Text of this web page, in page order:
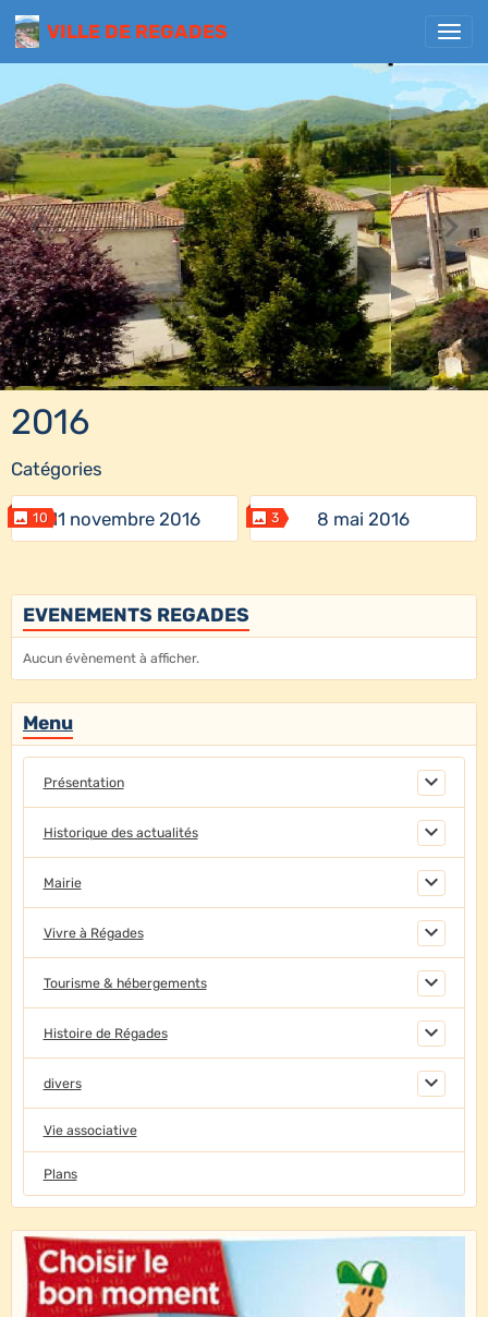
VILLE DE REGADES
2016
Catégories
10 11 novembre 2016 3 8 mai 2016
EVENEMENTS REGADES
Aucun évènement à afficher.
Menu
Présentation
Historique des actualités
Mairie
Vivre à Régades
Tourisme & hébergements
Histoire de Régades
divers
Vie associative
Plans